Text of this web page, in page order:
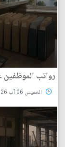
رواتب
الخميس 06 آب 2026